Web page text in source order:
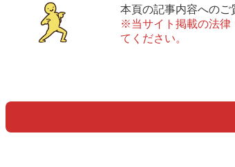
本頁の記事内容へのご
※当サイト掲載の法律
てください。